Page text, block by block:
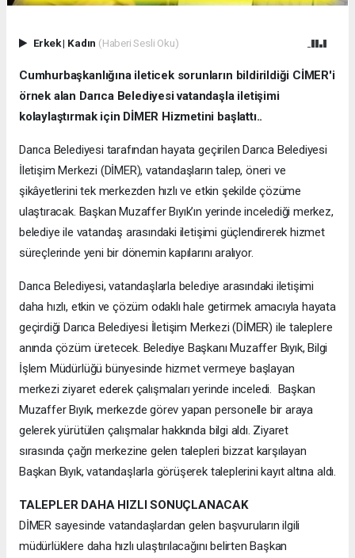
Erkek| Kadın (Haberi Sesli Oku)
Cumhurbaşkanlığına ileticek sorunların bildirildiği CİMER'i
örnek alan Darıca Belediyesi vatandaşla iletişimi
kolaylaştırmak için DİMER Hizmetini başlattı..
Darıca Belediyesi tarafından hayata geçirilen Darıca Belediyesi
İletişim Merkezi (DİMER), vatandaşların talep, öneri ve
şikâyetlerini tek merkezden hızlı ve etkin şekilde çözüme
ulaştıracak. Başkan Muzaffer Bıyık’ın yerinde incelediği merkez,
belediye ile vatandaş arasındaki iletişimi güçlendirerek hizmet
süreçlerinde yeni bir dönemin kapılarını aralıyor.
Darıca Belediyesi, vatandaşlarla belediye arasındaki iletişimi
daha hızlı, etkin ve çözüm odaklı hale getirmek amacıyla hayata
geçirdiği Darıca Belediyesi İletişim Merkezi (DİMER) ile taleplere
anında çözüm üretecek. Belediye Başkanı Muzaffer Bıyık, Bilgi
İşlem Müdürlüğü bünyesinde hizmet vermeye başlayan
merkezi ziyaret ederek çalışmaları yerinde inceledi. Başkan
Muzaffer Bıyık, merkezde görev yapan personelle bir araya
gelerek yürütülen çalışmalar hakkında bilgi aldı. Ziyaret
sırasında çağrı merkezine gelen talepleri bizzat karşılayan
Başkan Bıyık, vatandaşlarla görüşerek taleplerini kayıt altına aldı.
TALEPLER DAHA HIZLI SONUÇLANACAK
DİMER sayesinde vatandaşlardan gelen başvuruların ilgili
müdürlüklere daha hızlı ulaştırılacağını belirten Başkan